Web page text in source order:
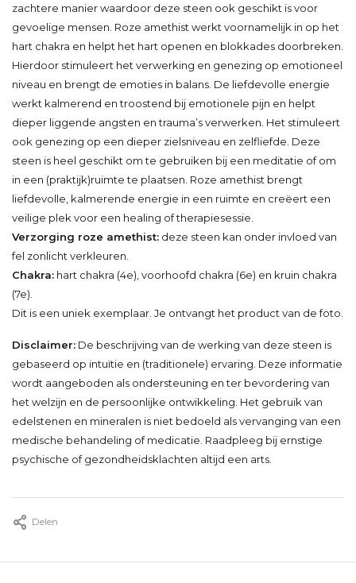
zachtere manier waardoor deze steen ook geschikt is voor
gevoelige mensen. Roze amethist werkt voornamelijk in op het
hart chakra en helpt het hart openen en blokkades doorbreken.
Hierdoor stimuleert het verwerking en genezing op emotioneel
niveau en brengt de emoties in balans. De liefdevolle energie
werkt kalmerend en troostend bij emotionele pijn en helpt
dieper liggende angsten en trauma’s verwerken. Het stimuleert
ook genezing op een dieper zielsniveau en zelfliefde. Deze
steen is heel geschikt om te gebruiken bij een meditatie of om
in een (praktijk)ruimte te plaatsen. Roze amethist brengt
liefdevolle, kalmerende energie in een ruimte en creëert een
veilige plek voor een healing of therapiesessie.
Verzorging roze amethist: deze steen kan onder invloed van
fel zonlicht verkleuren.
Chakra: hart chakra (4e), voorhoofd chakra (6e) en kruin chakra
(7e).
Dit is een uniek exemplaar. Je ontvangt het product van de foto.
Disclaimer: De beschrijving van de werking van deze steen is
gebaseerd op intuïtie en (traditionele) ervaring. Deze informatie
wordt aangeboden als ondersteuning en ter bevordering van
het welzijn en de persoonlijke ontwikkeling. Het gebruik van
edelstenen en mineralen is niet bedoeld als vervanging van een
medische behandeling of medicatie. Raadpleeg bij ernstige
psychische of gezondheidsklachten altijd een arts.
Delen